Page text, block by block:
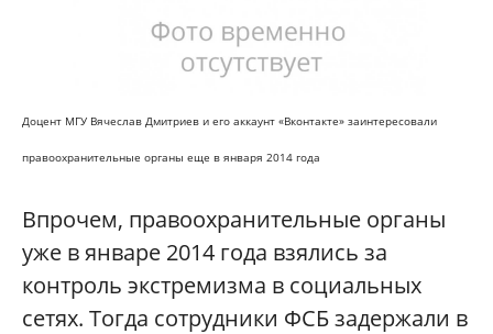
Доцент МГУ Вячеслав Дмитриев и его аккаунт «Вконтакте» заинтересовали
правоохранительные органы еще в января 2014 года
Впрочем, правоохранительные органы
уже в январе 2014 года взялись за
контроль экстремизма в социальных
сетях. Тогда сотрудники ФСБ задержали в